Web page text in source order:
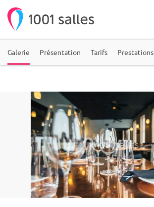
Galerie Présentation Tarifs Prestations